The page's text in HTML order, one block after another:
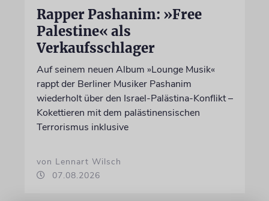
Rapper Pashanim: »Free
Palestine« als
Verkaufsschlager
Auf seinem neuen Album »Lounge Musik«
rappt der Berliner Musiker Pashanim
wiederholt über den Israel-Palästina-Konflikt –
Kokettieren mit dem palästinensischen
Terrorismus inklusive
von Lennart Wilsch
07.08.2026